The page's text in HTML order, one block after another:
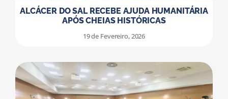
ALCÁCER DO SAL RECEBE AJUDA HUMANITÁRIA
APÓS CHEIAS HISTÓRICAS
19 de Fevereiro, 2026